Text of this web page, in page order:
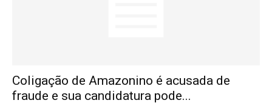
Coligação de Amazonino é acusada de
fraude e sua candidatura pode...